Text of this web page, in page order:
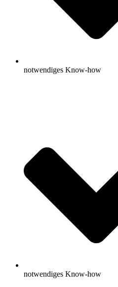
notwendiges Know-how
notwendiges Know-how